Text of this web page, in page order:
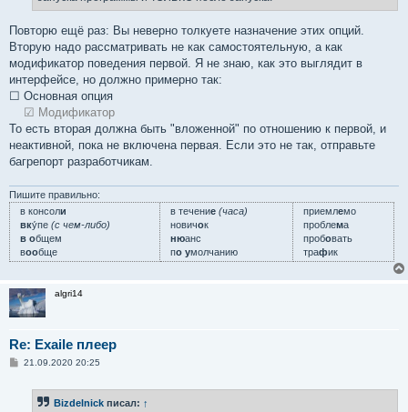
Повторю ещё раз: Вы неверно толкуете назначение этих опций.
Вторую надо рассматривать не как самостоятельную, а как
модификатор поведения первой. Я не знаю, как это выглядит в
интерфейсе, но должно примерно так:
☐ Основная опция
☑ Модификатор
То есть вторая должна быть "вложенной" по отношению к первой, и
неактивной, пока не включена первая. Если это не так, отправьте
багрепорт разработчикам.
Пишите правильно:
в консоли
вку́пе (с чем-либо)
в общем
вообще
в течение (часа)
новичок
нюанс
по умолчанию
приемлемо
проблема
пробовать
трафик
algri14
Re: Exaile плеер
С21.09.2020 20:25
Bizdelnick писал: ↑